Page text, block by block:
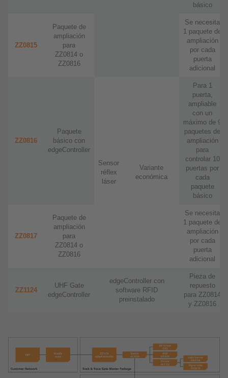
básico
ZZ0815
Paquete de
ampliación
para
ZZ0814 o
ZZ0816
Se necesita
1 paquete de
ampliación
por cada
puerta
adicional
ZZ0816
Paquete
básico con
edgeController
Sensor
réflex
láser
Variante
económica
Para 1
puerta,
ampliable
con un
máximo de 9
paquetes de
ampliación
para
controlar 10
puertas por
cada
paquete
básico
ZZ0817
Paquete de
ampliación
para
ZZ0814 o
ZZ0816
Se necesita
1 paquete de
ampliación
por cada
puerta
adicional
ZZ1124
UHF Gate
edgeController
edgeController con
software RFID
preinstalado
Pieza de
repuesto
para ZZ0814
y ZZ0816